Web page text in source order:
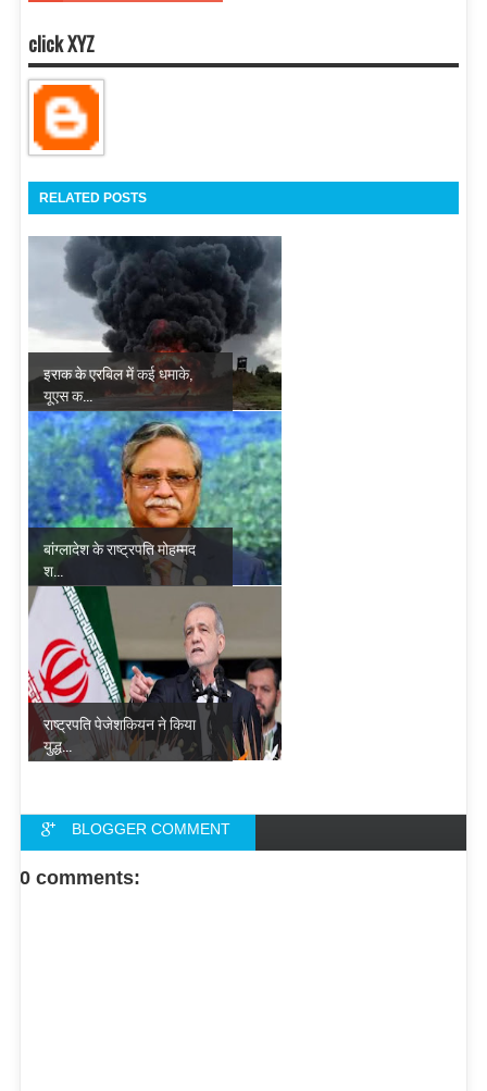
click XYZ
RELATED POSTS
इराक के एरबिल में कई धमाके,
यूएस क...
बांग्लादेश के राष्ट्रपति मोहम्मद
श...
राष्ट्रपति पेजेशकियन ने किया
युद्ध...
BLOGGER COMMENT
FACEBOOK COMMENT
0 comments: